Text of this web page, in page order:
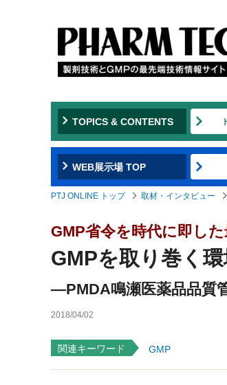
TOPICS & CONTENTS
WEB展示場 TOP
PTJ ONLINE トップ 取材・インタビュー
GMP省令を時代に即し
GMPを取り巻く
―​PMDA鳴瀬医薬品品質
2018/04/02
関連キーワード GMP